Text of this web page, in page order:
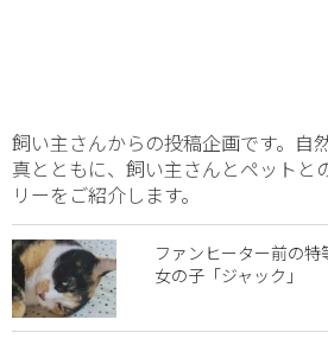
飼い主さんからの投稿企画です。自
真とともに、飼い主さんとペットと
リーをご紹介します。
ファンヒーター前の
女の子「ジャック」